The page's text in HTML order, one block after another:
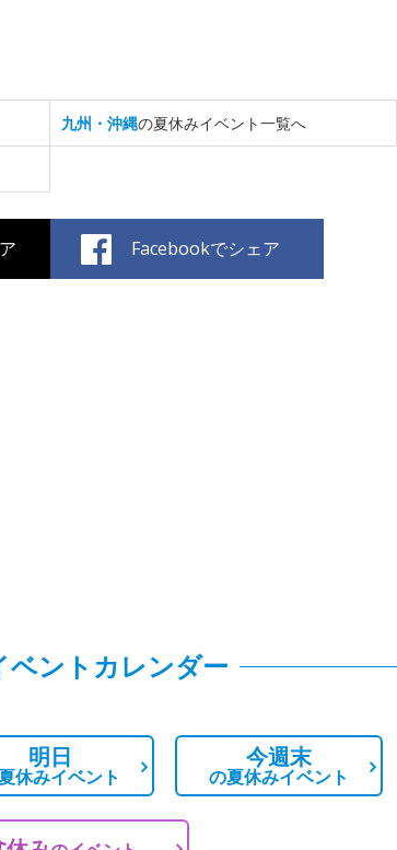
九州・沖縄の夏休みイベント一覧へ
Facebookでシェア
ベントカレンダー
明日
休みイベント
今週末
の夏休みイベント